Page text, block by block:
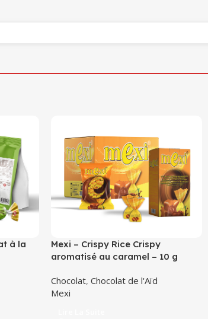
à la
Mexi – Crispy Rice Crispy
aromatisé au caramel – 10 g
Chocolat, Chocolat de l'Aïd
Mexi